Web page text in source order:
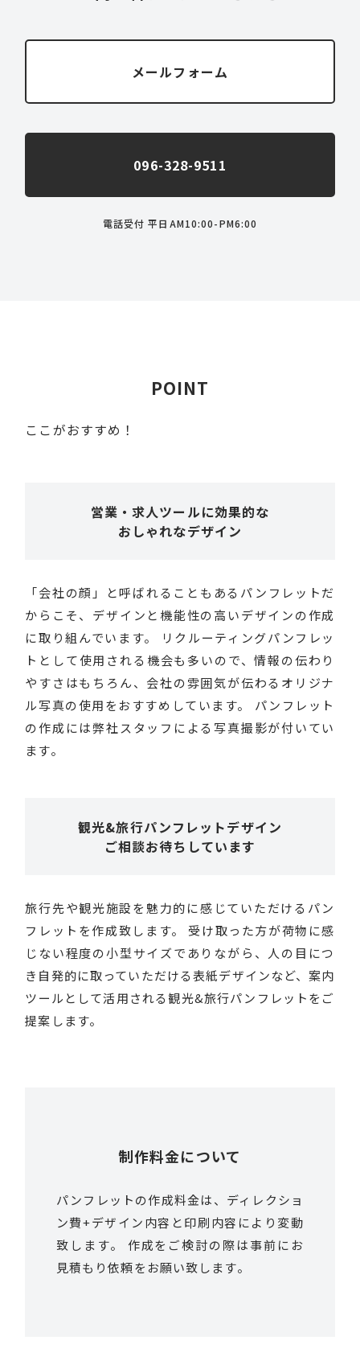
メールフォーム
096-328-9511
電話受付 平日AM10:00-PM6:00
POINT
ここがおすすめ！
営業・求人ツールに効果的な
おしゃれなデザイン
「会社の顔」と呼ばれることもあるパンフレットだ
からこそ、デザインと機能性の高いデザインの作成
に取り組んでいます。 リクルーティングパンフレッ
トとして使用される機会も多いので、情報の伝わり
やすさはもちろん、会社の雰囲気が伝わるオリジナ
ル写真の使用をおすすめしています。 パンフレット
の作成には弊社スタッフによる写真撮影が付いてい
ます。
観光&旅行パンフレットデザイン
ご相談お待ちしています
旅行先や観光施設を魅力的に感じていただけるパン
フレットを作成致します。 受け取った方が荷物に感
じない程度の小型サイズでありながら、人の目につ
き自発的に取っていただける表紙デザインなど、案内
ツールとして活用される観光&旅行パンフレットをご
提案します。
制作料金について
パンフレットの作成料金は、ディレクショ
ン費+デザイン内容と印刷内容により変動
致します。 作成をご検討の際は事前にお
見積もり依頼をお願い致します。